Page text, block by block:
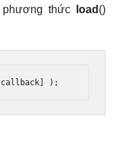
thức load ()
);